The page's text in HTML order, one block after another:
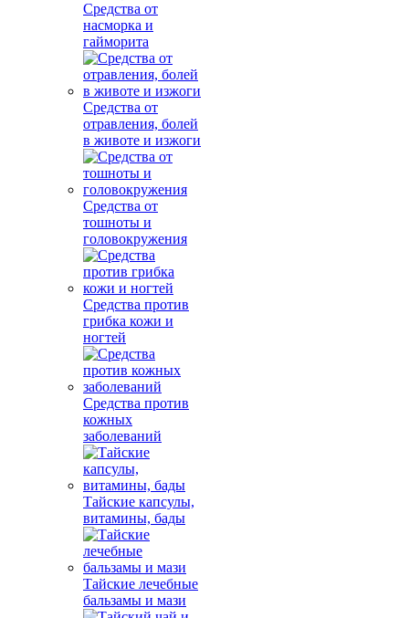
Средства от
насморка и
гайморита
Средства от
отравления, болей
в животе и изжоги
Средства от
тошноты и
головокружения
Средства против
грибка кожи и
ногтей
Средства против
кожных
заболеваний
Тайские капсулы,
витамины, бады
Тайские лечебные
бальзамы и мази